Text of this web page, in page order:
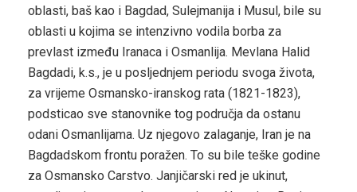
oblasti, baš kao i Bagdad, Sulejmanija i Musul, bile su
oblasti u kojima se intenzivno vodila borba za
prevlast između Iranaca i Osmanlija. Mevlana Halid
Bagdadi, k.s., je u posljednjem periodu svoga života,
za vrijeme Osmansko-iranskog rata (1821-1823),
podsticao sve stanovnike tog područja da ostanu
odani Osmanlijama. Uz njegovo zalaganje, Iran je na
Bagdadskom frontu poražen. To su bile teške godine
za Osmansko Carstvo. Janjičarski red je ukinut,